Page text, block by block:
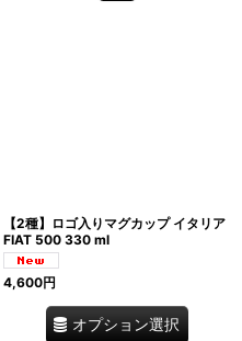
【2種】ロゴ入りマグカップ イタリア
FIAT 500 330 ml
4,600円
オプション選択